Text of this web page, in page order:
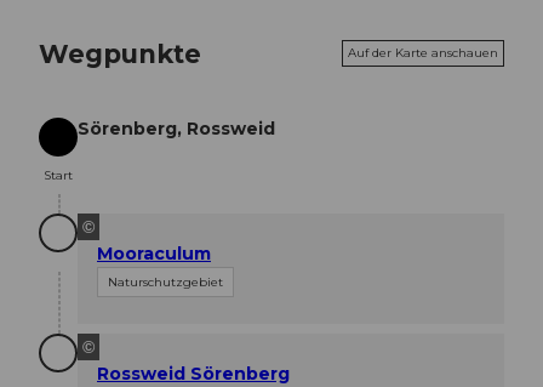
Wegpunkte Auf der Karte anschauen
Start
Start
Sörenberg, Rossweid
©
Mooraculum
Naturschutzgebiet
©
Rossweid Sörenberg